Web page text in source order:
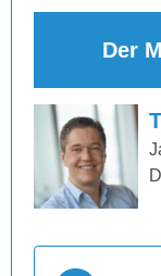
Der